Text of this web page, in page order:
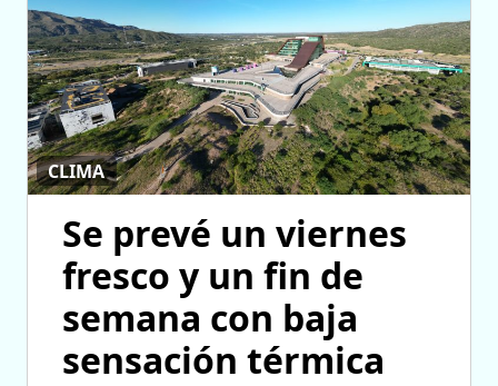
CLIMA
Se prevé un viernes
fresco y un fin de
semana con baja
sensación térmica